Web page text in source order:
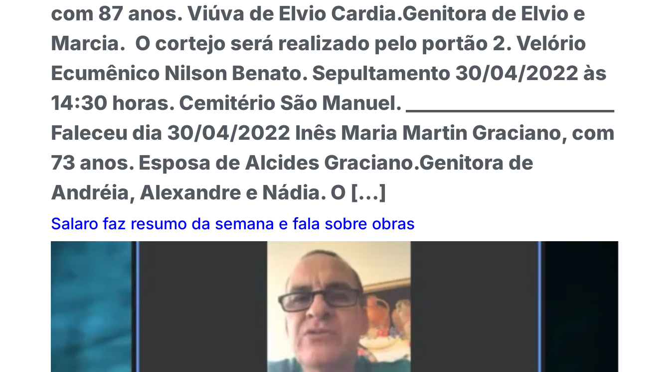
com 87 anos. Viúva de Elvio Cardia.Genitora de Elvio e
Marcia. O cortejo será realizado pelo portão 2. Velório
Ecumênico Nilson Benato. Sepultamento 30/04/2022 às
14:30 horas. Cemitério São Manuel. ______________________
Faleceu dia 30/04/2022 Inês Maria Martin Graciano, com
73 anos. Esposa de Alcides Graciano.Genitora de
Andréia, Alexandre e Nádia. O […]
Salaro faz resumo da semana e fala sobre obras